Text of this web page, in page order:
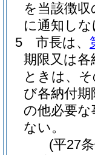
を当該徴
に通知し
5
市長は、
期限又は
ときは、
び各納付
の他必要
ない。
(平27